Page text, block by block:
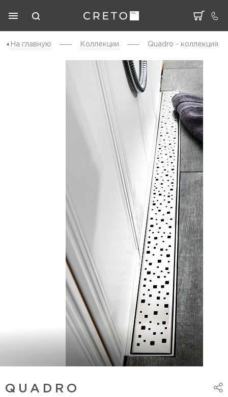
На главную Коллекции Quadro - коллекция
QUADRO